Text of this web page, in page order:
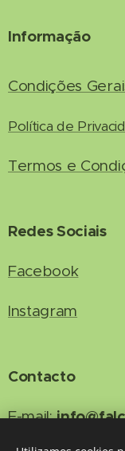
Informação
Condições
Política de
Termos e
Redes Sociais
Facebook
Instagram
Contacto
E-mail: